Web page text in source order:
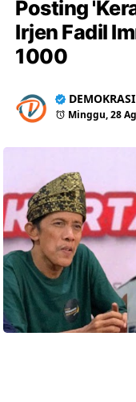
Posting
Irjen Fadil
1000
Minggu, 28